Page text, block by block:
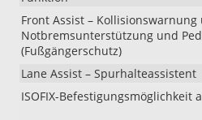
Front Assist – Kollisionswarnung
Notbremsunterstützung und
(Fußgängerschutz)
Lane Assist – Spurhalteassistent
ISOFIX-Befestigungsmöglichkeit